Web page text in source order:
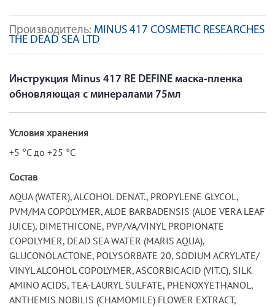
Производитель: MINUS 417 COSMETIC RESEARCHES
THE DEAD SEA LTD
Инструкция Minus 417 RE DEFINE маска-пленка
обновляющая с минералами 75мл
Условия хранения
+5 °C до +25 °C
Состав
AQUA (WATER), ALCOHOL DENAT., PROPYLENE GLYCOL,
PVM/MA COPOLYMER, ALOE BARBADENSIS (ALOE VERA LEAF
JUICE), DIMETHICONE, PVP/VA/VINYL PROPIONATE
COPOLYMER, DEAD SEA WATER (MARIS AQUA),
GLUCONOLACTONE, POLYSORBATE 20, SODIUM ACRYLATE/
VINYL ALCOHOL COPOLYMER, ASCORBIC ACID (VIT.C), SILK
AMINO ACIDS, TEA-LAURYL SULFATE, PHENOXYETHANOL,
ANTHEMIS NOBILIS (CHAMOMILE) FLOWER EXTRACT,